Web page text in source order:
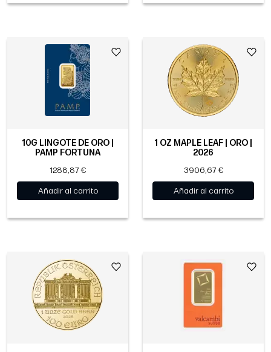
10G LINGOTE DE ORO |
PAMP FORTUNA
1288,87 €
Añadir al carrito
1 OZ MAPLE LEAF | ORO |
2026
3906,67 €
Añadir al carrito